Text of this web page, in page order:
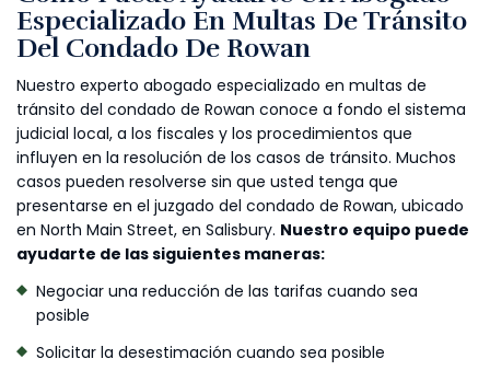
Especializado En Multas De Tránsito
Del Condado De Rowan
Nuestro experto abogado especializado en multas de
tránsito del condado de Rowan conoce a fondo el sistema
judicial local, a los fiscales y los procedimientos que
influyen en la resolución de los casos de tránsito. Muchos
casos pueden resolverse sin que usted tenga que
presentarse en el juzgado del condado de Rowan, ubicado
en North Main Street, en Salisbury. Nuestro equipo puede
ayudarte de las siguientes maneras:
Negociar una reducción de las tarifas cuando sea
posible
Solicitar la desestimación cuando sea posible